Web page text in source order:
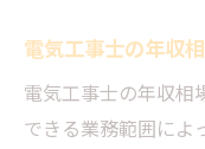
電気工事士の年収
電気工事士の年収相
できる業務範囲によ